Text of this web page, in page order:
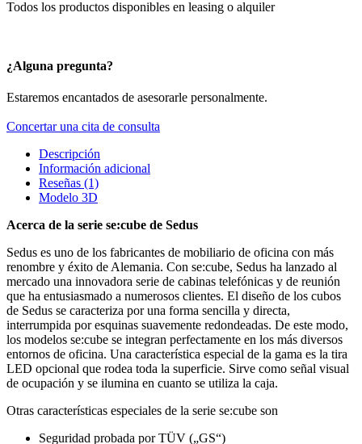
Todos los productos disponibles en leasing o alquiler
¿Alguna pregunta?
Estaremos encantados de asesorarle personalmente.
Concertar una cita de consulta
Descripción
Información adicional
Reseñas (1)
Modelo 3D
Acerca de la serie se:cube de Sedus
Sedus es uno de los fabricantes de mobiliario de oficina con más
renombre y éxito de Alemania. Con se:cube, Sedus ha lanzado al
mercado una innovadora serie de cabinas telefónicas y de reunión
que ha entusiasmado a numerosos clientes. El diseño de los cubos
de Sedus se caracteriza por una forma sencilla y directa,
interrumpida por esquinas suavemente redondeadas. De este modo,
los modelos se:cube se integran perfectamente en los más diversos
entornos de oficina. Una característica especial de la gama es la tira
LED opcional que rodea toda la superficie. Sirve como señal visual
de ocupación y se ilumina en cuanto se utiliza la caja.
Otras características especiales de la serie se:cube son
Seguridad probada por TÜV („GS“)